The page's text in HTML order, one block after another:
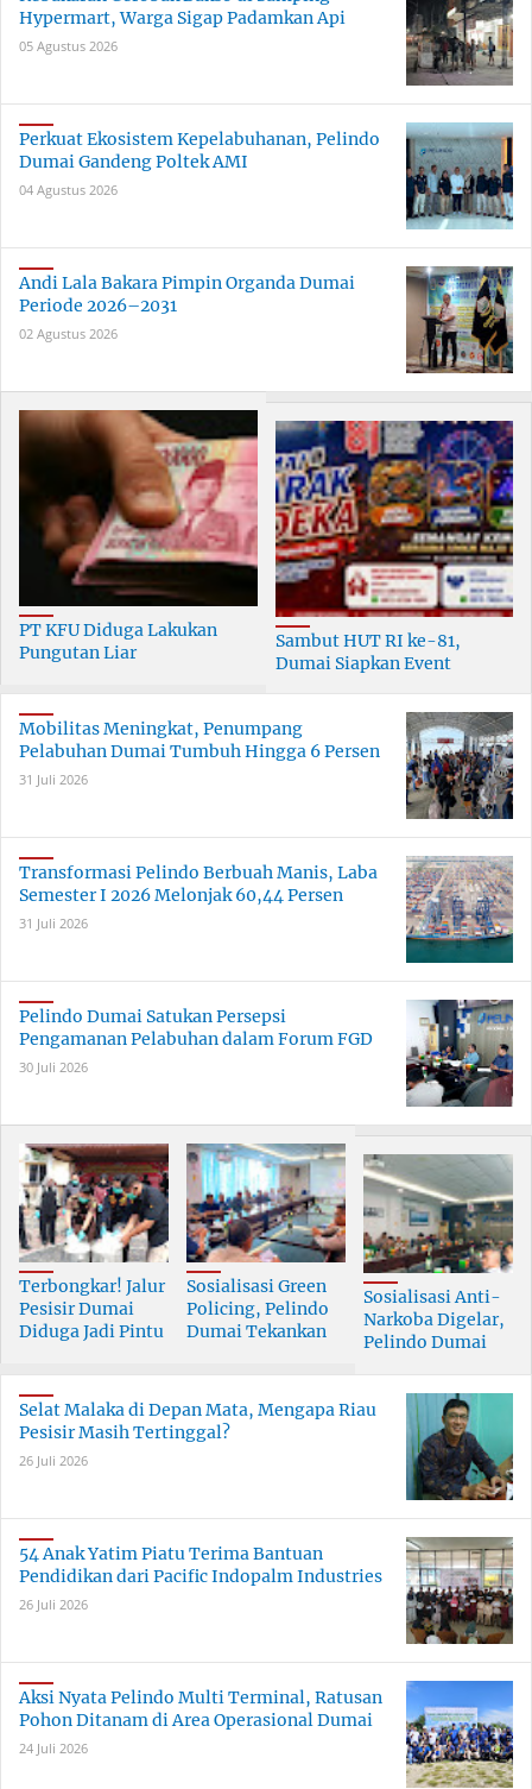
Hypermart, Warga Sigap Padamkan Api
05 Agustus 2026
Perkuat Ekosistem Kepelabuhanan, Pelindo
Dumai Gandeng Poltek AMI
04 Agustus 2026
Andi Lala Bakara Pimpin Organda Dumai
Periode 2026–2031
02 Agustus 2026
PT KFU Diduga Lakukan
Pungutan Liar
Dumai
Sambut HUT RI ke-81,
Dumai Siapkan Event
Mobilitas Meningkat, Penumpang
Pelabuhan Dumai Tumbuh Hingga 6 Persen
31 Juli 2026
Transformasi Pelindo Berbuah Manis, Laba
Semester I 2026 Melonjak 60,44 Persen
31 Juli 2026
Pelindo Dumai Satukan Persepsi
Pengamanan Pelabuhan dalam Forum FGD
30 Juli 2026
Terbongkar! Jalur
Pesisir Dumai
Diduga Jadi Pintu
Skala Besar
Sosialisasi Green
Policing, Pelindo
Dumai Tekankan
Bersama
Sosialisasi Anti-
Narkoba Digelar,
Pelindo Dumai
Selat Malaka di Depan Mata, Mengapa Riau
Pesisir Masih Tertinggal?
26 Juli 2026
54 Anak Yatim Piatu Terima Bantuan
Pendidikan dari Pacific Indopalm Industries
26 Juli 2026
Aksi Nyata Pelindo Multi Terminal, Ratusan
Pohon Ditanam di Area Operasional Dumai
24 Juli 2026